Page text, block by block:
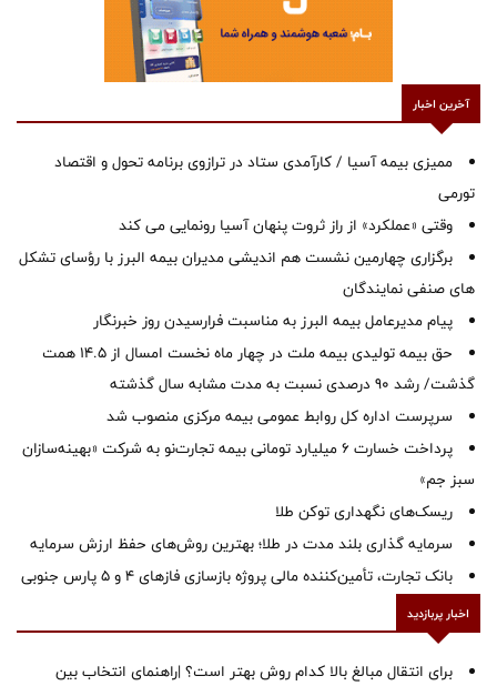
آخرین اخبار
ممیزی بیمه آسیا / کارآمدی ستاد در ترازوی برنامه تحول و اقتصاد
تورمی
وقتی «عملکرد» از راز ثروت پنهان آسیا رونمایی می کند
برگزاری چهارمین نشست هم اندیشی مدیران بیمه البرز با رؤسای تشکل
های صنفی نمایندگان
پیام مدیرعامل بیمه البرز به مناسبت فرارسیدن روز خبرنگار
حق بیمه تولیدی بیمه ملت در چهار ماه نخست امسال از 14.5 همت
گذشت/ رشد 90 درصدی نسبت به مدت مشابه سال گذشته
سرپرست اداره كل روابط عمومی بیمه مركزی منصوب شد
پرداخت خسارت ۶ میلیارد تومانی بیمه تجارت‌نو به شرکت «بهینه‌سازان
سبز جم»
ریسک‌های نگهداری توکن طلا
سرمایه گذاری بلند مدت در طلا؛ بهترین روش‌های حفظ ارزش سرمایه
بانک تجارت، تأمین‌کننده مالی پروژه بازسازی فازهای ۴ و ۵ پارس جنوبی
اخبار پربازدید
برای انتقال مبالغ بالا کدام روش بهتر است؟ |راهنمای انتخاب بین